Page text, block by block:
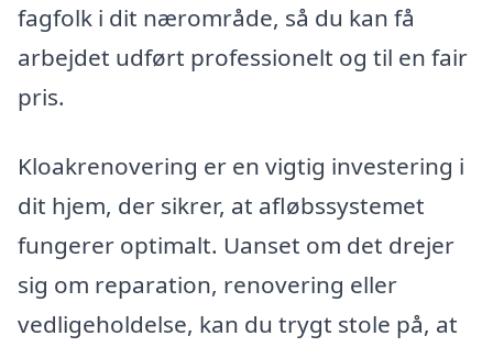
fagfolk i dit nærområde, så du kan få
arbejdet udført professionelt og til en fair
pris.
Kloakrenovering er en vigtig investering i
dit hjem, der sikrer, at afløbssystemet
fungerer optimalt. Uanset om det drejer
sig om reparation, renovering eller
vedligeholdelse, kan du trygt stole på, at